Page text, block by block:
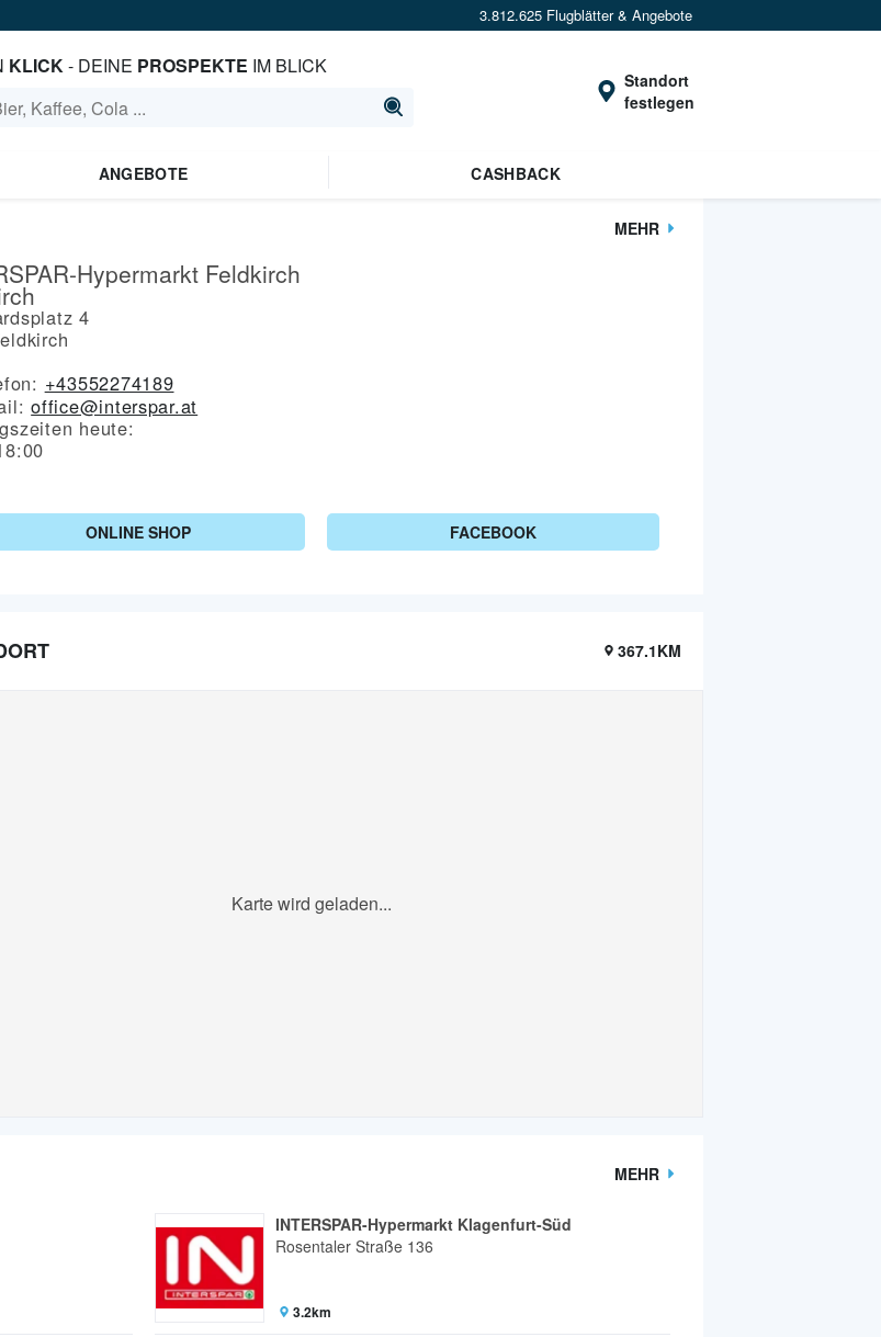
3.812.625 Flugblätter & Angebote
KLICK- DEINE PROSPEKTE IM BLICK
Standort
festlegen
ANGEBOTE CASHBACK
MEHR
Hypermarkt Feldkirch
4
+43552274189
office@interspar.at
heute:
ONLINE SHOP FACEBOOK
367.1KM
Karte wird geladen...
MEHR
INTERSPAR-Hypermarkt Klagenfurt-Süd
Rosentaler Straße 136
3.2km